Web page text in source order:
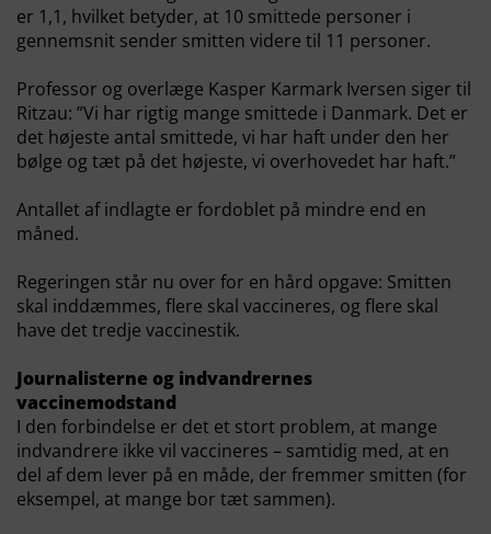
er 1,1, hvilket betyder, at 10 smittede personer i
gennemsnit sender smitten videre til 11 personer.
Professor og overlæge Kasper Karmark Iversen siger til
Ritzau: ”Vi har rigtig mange smittede i Danmark. Det er
det højeste antal smittede, vi har haft under den her
bølge og tæt på det højeste, vi overhovedet har haft.”
Antallet af indlagte er fordoblet på mindre end en
måned.
Regeringen står nu over for en hård opgave: Smitten
skal inddæmmes, flere skal vaccineres, og flere skal
have det tredje vaccinestik.
Journalisterne og indvandrernes
vaccinemodstand
I den forbindelse er det et stort problem, at mange
indvandrere ikke vil vaccineres – samtidig med, at en
del af dem lever på en måde, der fremmer smitten (for
eksempel, at mange bor tæt sammen).